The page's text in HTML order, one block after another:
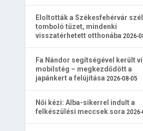
Eloltották a Székesfehérvár
tomboló tüzet, mindenki
visszatérhetett otthonába 2026-
Fa Nándor segítségével került
mobilstég – megkezdődött a
japánkert a felújítása 2026-08-05
Női kézi: Alba-sikerrel indult a
felkészülési meccsek sora